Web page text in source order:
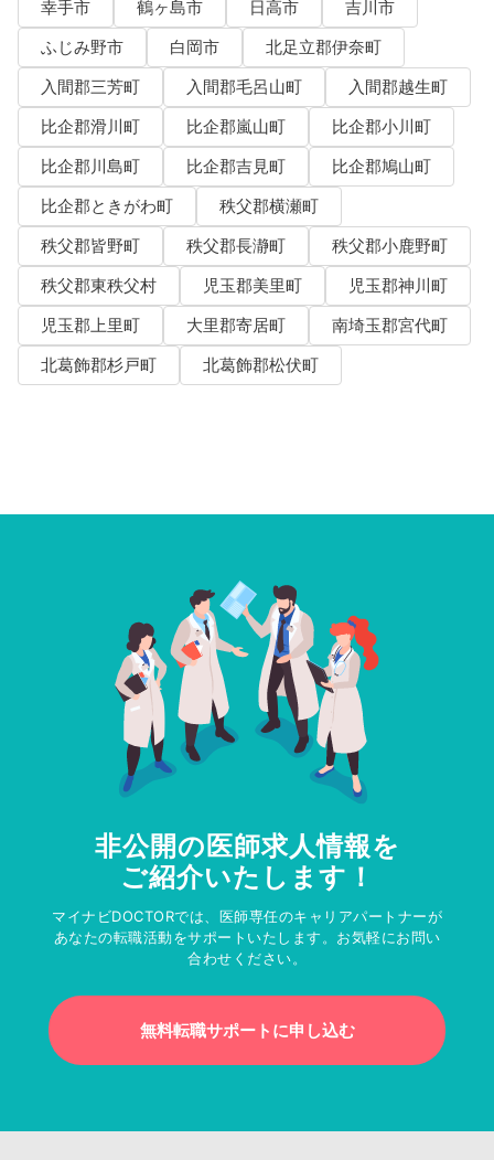
幸手市
鶴ヶ島市 日高市
吉川市
ふじみ野市
白岡市
北足立郡伊奈町
入間郡三芳町
入間郡毛呂山町
入間郡越生町
比企郡滑川町
比企郡嵐山町
比企郡小川町
比企郡川島町
比企郡吉見町
比企郡鳩山町
比企郡ときがわ町
秩父郡横瀬町
秩父郡皆野町
秩父郡長瀞町
秩父郡小鹿野町
秩父郡東秩父村
児玉郡美里町
児玉郡神川町
児玉郡上里町
大里郡寄居町
南埼玉郡宮代町
北葛飾郡杉戸町
北葛飾郡松伏町
非公開の医師求人情報を
ご紹介いたします！
マイナビDOCTORでは、医師専任のキャリアパートナーが
あなたの転職活動をサポートいたします。お気軽にお問い
合わせください。
無料転職サポートに申し込む